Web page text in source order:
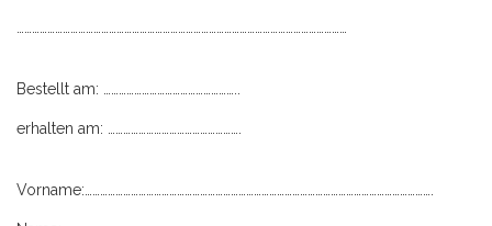
…………………………………………………………………………………………………………………
Bestellt am: ……………………………………………..
erhalten am: …………………………………………….
Vorname:……………………………………………………………………………………………………………………….